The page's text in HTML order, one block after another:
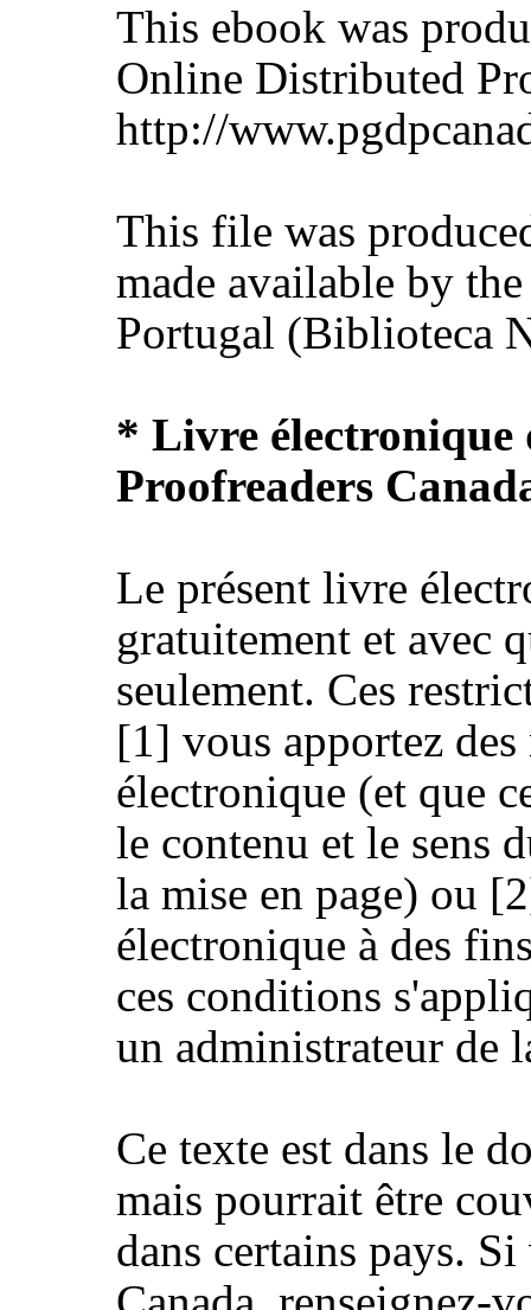
This ebook was
Online Distributed
http://
This file was
made available by
Portugal (Biblioteca
* Livre électronique
Proofreaders
Le présent livre
gratuitement et avec
seulement. Ces
[1] vous apportez
électronique (et que
le contenu et le sens
la mise en page) ou
électronique à des
ces conditions
un administrateur de
Ce texte est dans le
mais pourrait être
dans certains pays.